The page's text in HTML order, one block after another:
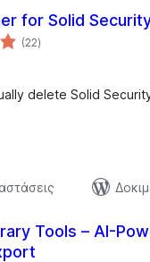
for Solid
(22αξιολογήσεις
σύνολο
)
delete Solid
Tools – AI-